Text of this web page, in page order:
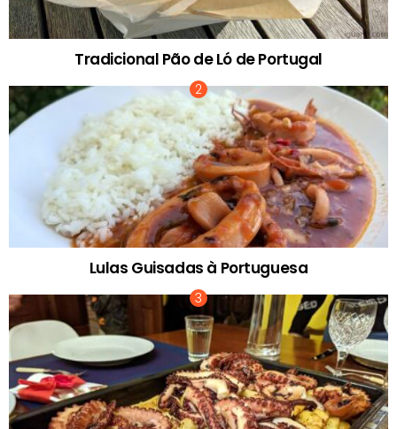
Tradicional Pão de Ló de Portugal
Lulas Guisadas à Portuguesa